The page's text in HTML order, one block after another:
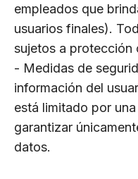
empleados que
usuarios finales).
sujetos a protección
- Medidas de
información del
está limitado por
garantizar
datos.